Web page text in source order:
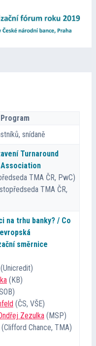
Program
snídaně
Turnaround
TMA ČR, PwC)
TMA ČR,
na trhu banky? / Co
směrnice
(Unicredit)
(KB)
(ČS, VŠE)
Zezulka(MSP)
Chance, TMA)